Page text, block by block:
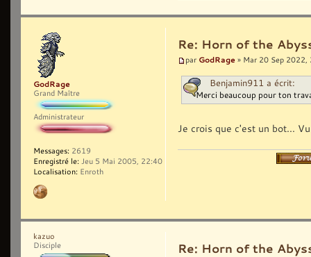
Re: Horn of the
par GodRage » Mar 20 Sep 2022,
Benjamin911 a écrit:
Merci beaucoup pour ton
Je crois que c'est un bot...
GodRage
Grand Maître
Administrateur
Messages: 2619
Enregistré le: Jeu 5 Mai 2005, 22:40
Localisation: Enroth
Re: Horn of the
kazuo
Disciple